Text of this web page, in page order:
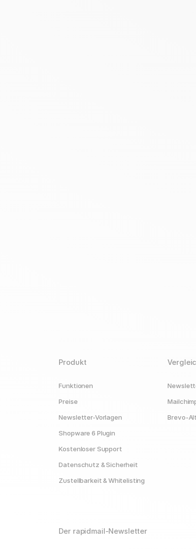
Produkt
Funktionen
Preise
Newsletter-Vorlagen
Shopware 6 Plugin
Kostenloser Support
Datenschutz & Sicherheit
Zustellbarkeit & Whitelisting
Brevo-
Der rapidmail-Newsletter